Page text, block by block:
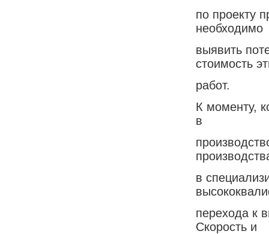
по проекту
необходимо
выявить
стоимость
работ.
К моменту,
в
в
перехода к
Скорость и